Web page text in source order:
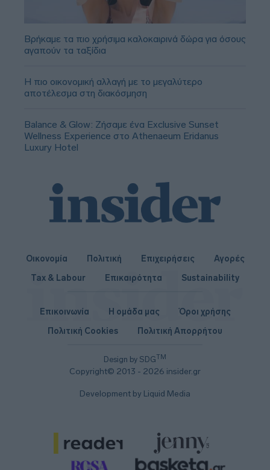
Βρήκαμε τα πιο χρήσιμα καλοκαιρινά δώρα για όσους
αγαπούν τα ταξίδια
Η πιο οικονομική αλλαγή με το μεγαλύτερο
αποτέλεσμα στη διακόσμηση
Balance & Glow: Ζήσαμε ένα Exclusive Sunset
Wellness Experience στο Athenaeum Eridanus
Luxury Hotel
Οικονομία Πολιτική Επιχειρήσεις
Αγορές
Tax & Labour
Επικαιρότητα Sustainability
Design by SDGTM
Copyright© 2013 - 2026 insider.gr
Επικοινωνία Η ομάδα μας
Όροι χρήσης
Πολιτική Cookies
Πολιτική Απορρήτου
Development by Liquid Media